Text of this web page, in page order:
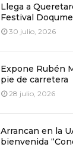
Llega a
Festival
30 julio, 2026
Expone Rubén
pie de carretera
28 julio, 2026
Arrancan en la
bienvenida